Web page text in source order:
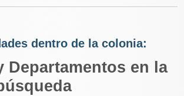
dentro de la colonia:
Departamentos en la